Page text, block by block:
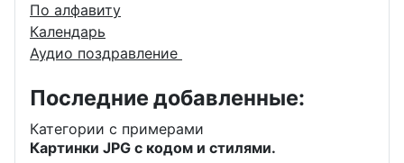
По алфавиту
Календарь
Аудио поздравление
Последние добавленные:
Категории с примерами
Картинки JPG с кодом и стилями.